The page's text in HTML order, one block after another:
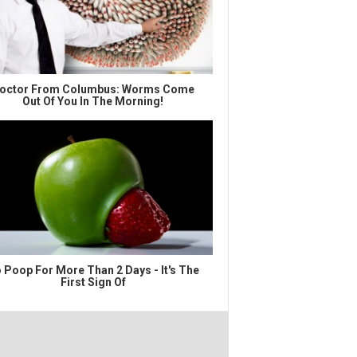
From Columbus: Worms Come
Out Of You In The Morning!
Poop For More Than 2 Days - It's The
First Sign Of